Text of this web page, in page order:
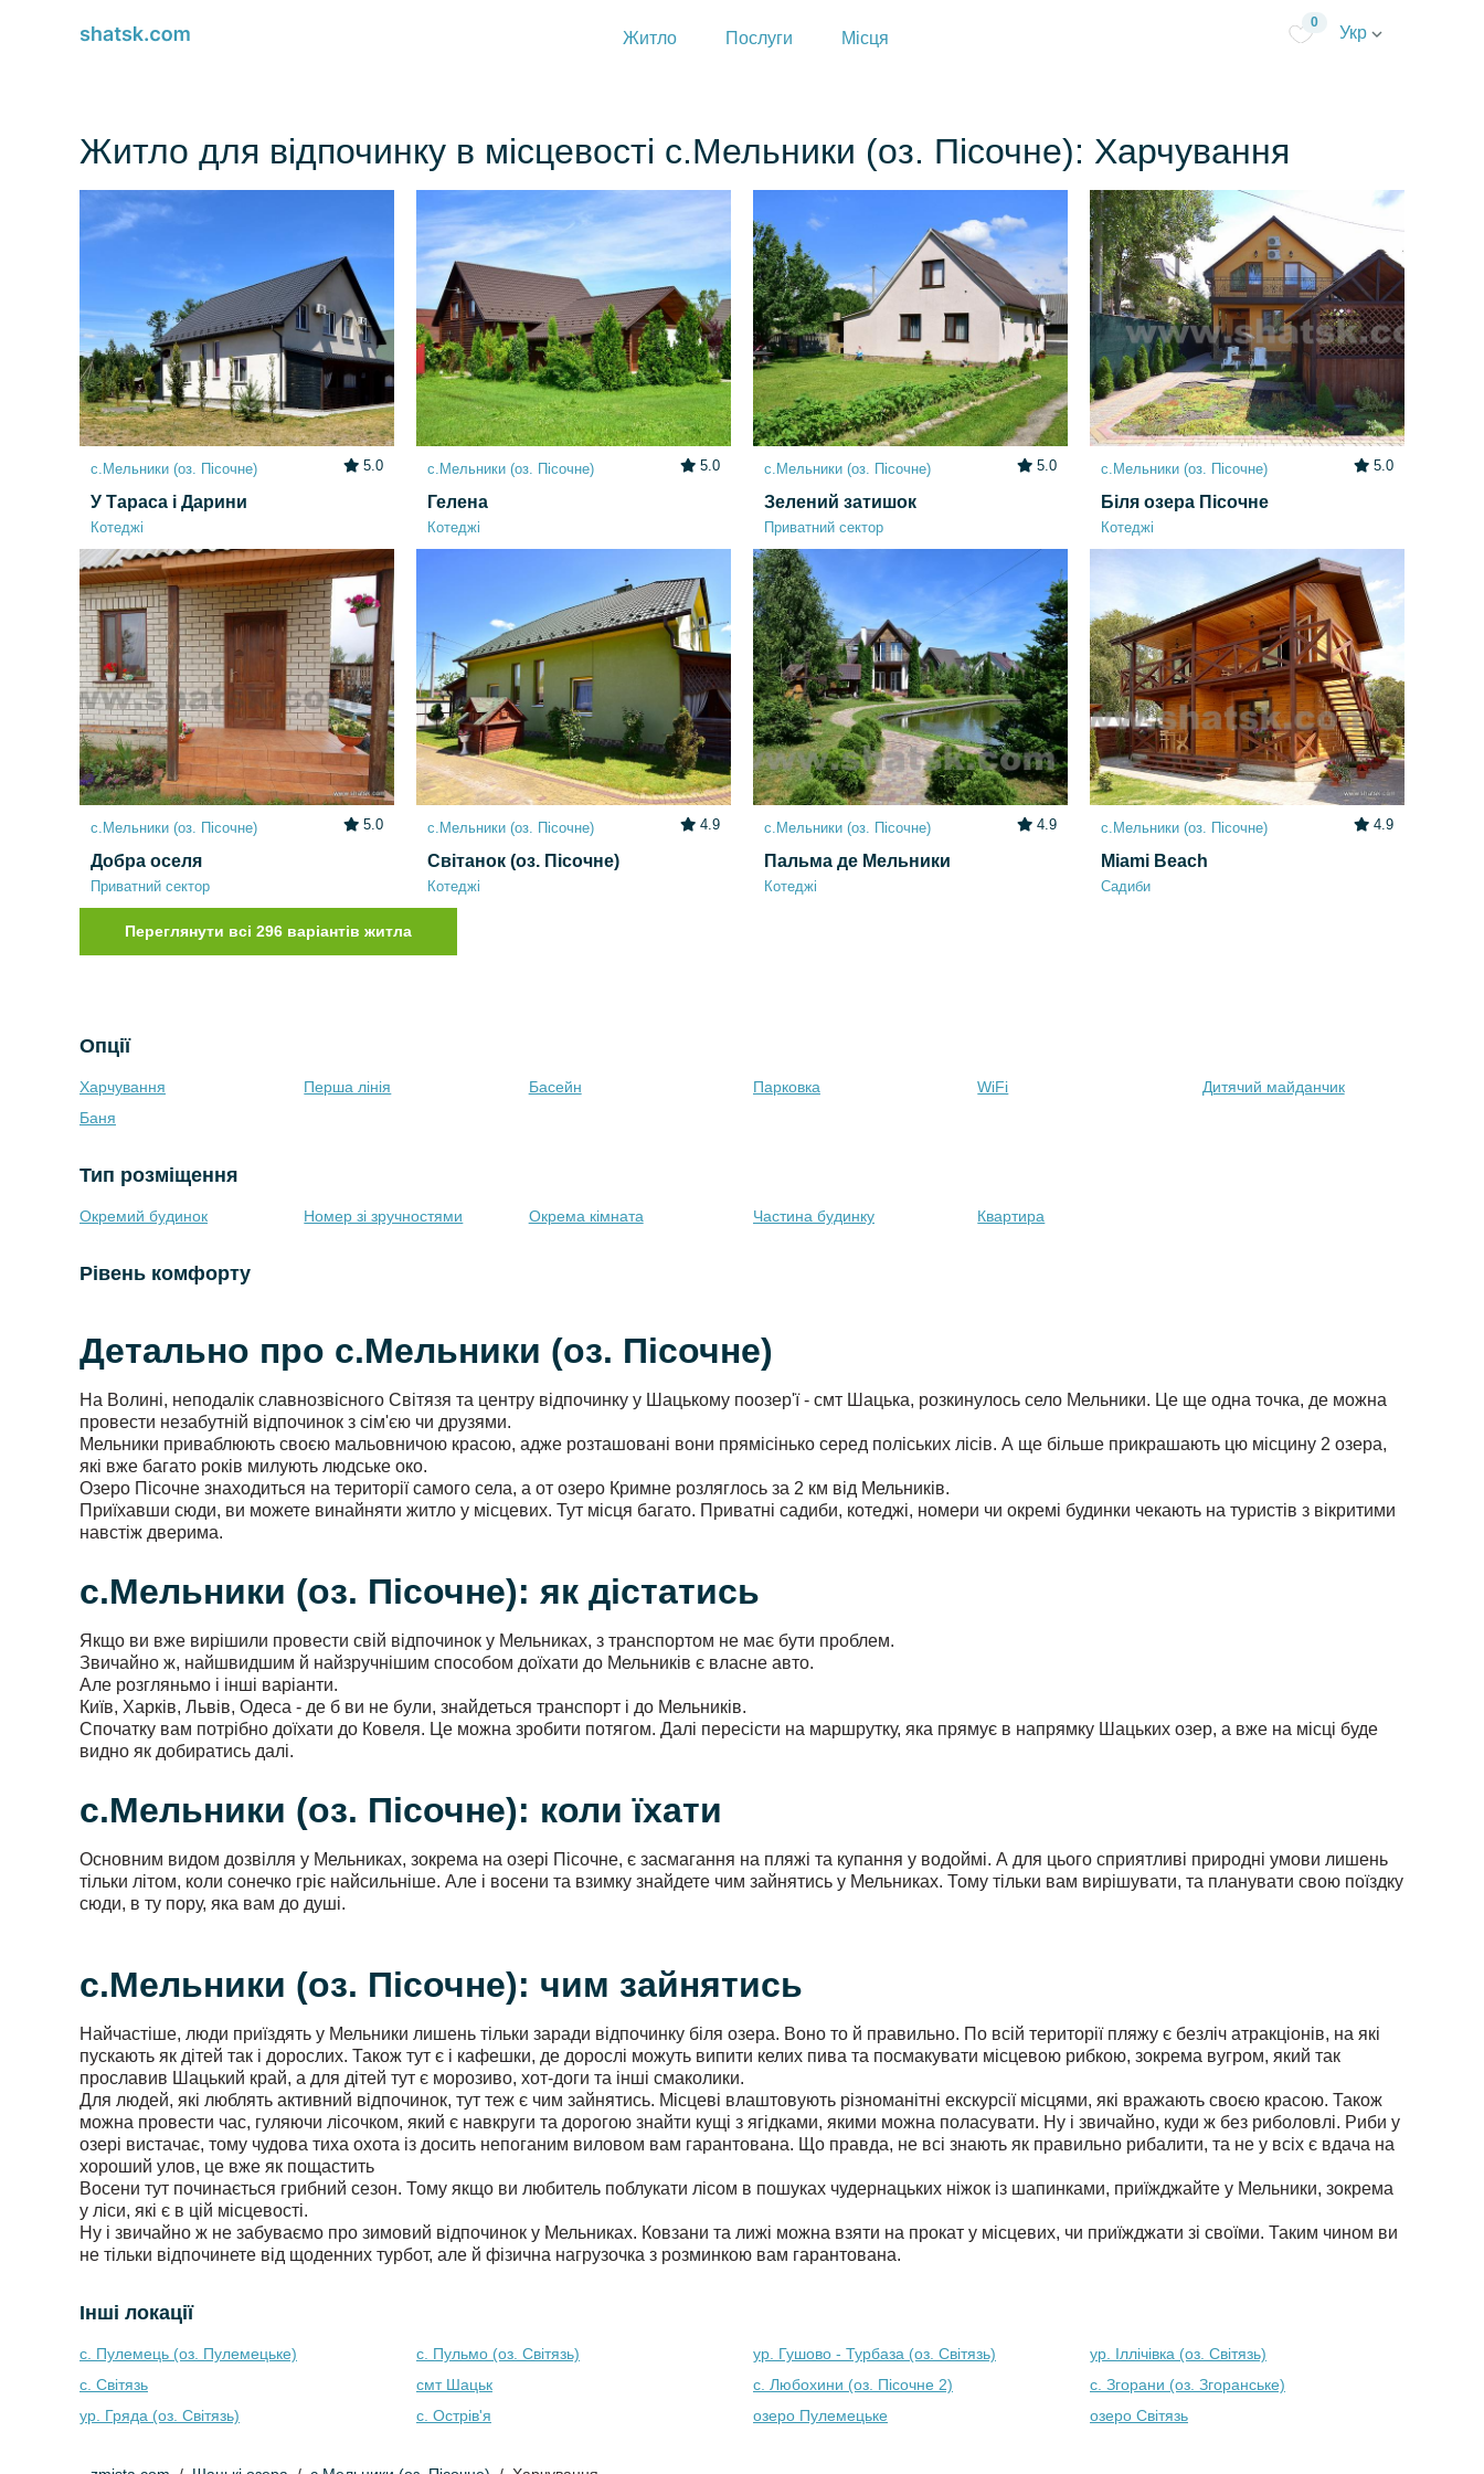
Житло Послуги Місця
0
Укр
Житло для відпочинку в місцевості с.Мельники (оз. Пісочне): Харчування
с.Мельники (оз. Пісочне) 5.0
У Тараса і Дарини
Котеджі
с.Мельники (оз. Пісочне) 5.0
Гелена
Котеджі
с.Мельники (оз. Пісочне) 5.0
Зелений затишок
Приватний сектор
с.Мельники (оз. Пісочне) 5.0
Біля озера Пісочне
Котеджі
с.Мельники (оз. Пісочне) 5.0
Добра оселя
Приватний сектор
с.Мельники (оз. Пісочне) 4.9
Світанок (оз. Пісочне)
Котеджі
с.Мельники (оз. Пісочне) 4.9
Пальма де Мельники
Котеджі
с.Мельники (оз. Пісочне) 4.9
Miami Beach
Садиби
Переглянути всі 296 варіантів житла
Опції
Харчування Перша лінія Басейн Парковка WiFi
Дитячий майданчик
Баня
Тип розміщення
Окремий будинок Номер зі зручностями Окрема кімната Частина будинку Квартира
Рівень комфорту
Детально про с.Мельники (оз. Пісочне)
На Волині, неподалік славнозвісного Світязя та центру відпочинку у Шацькому поозер'ї - смт Шацька, розкинулось село Мельники. Це ще одна точка, де можна
провести незабутній відпочинок з сім'єю чи друзями.
Мельники приваблюють своєю мальовничою красою, адже розташовані вони прямісінько серед поліських лісів. А ще більше прикрашають цю місцину 2 озера,
які вже багато років милують людське око.
Озеро Пісочне знаходиться на території самого села, а от озеро Кримне розляглось за 2 км від Мельників.
Приїхавши сюди, ви можете винайняти житло у місцевих. Тут місця багато. Приватні садиби, котеджі, номери чи окремі будинки чекають на туристів з вікритими
навстіж дверима.
с.Мельники (оз. Пісочне): як дістатись
Якщо ви вже вирішили провести свій відпочинок у Мельниках, з транспортом не має бути проблем.
Звичайно ж, найшвидшим й найзручнішим способом доїхати до Мельників є власне авто.
Але розгляньмо і інші варіанти.
Київ, Харків, Львів, Одеса - де б ви не були, знайдеться транспорт і до Мельників.
Спочатку вам потрібно доїхати до Ковеля. Це можна зробити потягом. Далі пересісти на маршрутку, яка прямує в напрямку Шацьких озер, а вже на місці буде
видно як добиратись далі.
с.Мельники (оз. Пісочне): коли їхати
Основним видом дозвілля у Мельниках, зокрема на озері Пісочне, є засмагання на пляжі та купання у водоймі. А для цього сприятливі природні умови лишень
тільки літом, коли сонечко гріє найсильніше. Але і восени та взимку знайдете чим зайнятись у Мельниках. Тому тільки вам вирішувати, та планувати свою поїздку
сюди, в ту пору, яка вам до душі.
с.Мельники (оз. Пісочне): чим зайнятись
Найчастіше, люди приїздять у Мельники лишень тільки заради відпочинку біля озера. Воно то й правильно. По всій території пляжу є безліч атракціонів, на які
пускають як дітей так і дорослих. Також тут є і кафешки, де дорослі можуть випити келих пива та посмакувати місцевою рибкою, зокрема вугром, який так
прославив Шацький край, а для дітей тут є морозиво, хот-доги та інші смаколики.
Для людей, які люблять активний відпочинок, тут теж є чим зайнятись. Місцеві влаштовують різноманітні екскурсії місцями, які вражають своєю красою. Також
можна провести час, гуляючи лісочком, який є навкруги та дорогою знайти кущі з ягідками, якими можна поласувати. Ну і звичайно, куди ж без риболовлі. Риби у
озері вистачає, тому чудова тиха охота із досить непоганим виловом вам гарантована. Що правда, не всі знають як правильно рибалити, та не у всіх є вдача на
хороший улов, це вже як пощастить
Восени тут починається грибний сезон. Тому якщо ви любитель поблукати лісом в пошуках чудернацьких ніжок із шапинками, приїжджайте у Мельники, зокрема
у ліси, які є в цій місцевості.
Ну і звичайно ж не забуваємо про зимовий відпочинок у Мельниках. Ковзани та лижі можна взяти на прокат у місцевих, чи приїжджати зі своїми. Таким чином ви
не тільки відпочинете від щоденних турбот, але й фізична нагрузочка з розминкою вам гарантована.
Інші локації
с. Пулемець (оз. Пулемецьке) с. Пульмо (оз. Світязь) ур. Гушово - Турбаза (оз. Світязь)
ур. Іллічівка (оз. Світязь)
с. Світязь
смт Шацьк с. Любохини (оз. Пісочне 2)
с. Згорани (оз. Згоранське)
ур. Гряда (оз. Світязь)
с. Острів'я озеро Пулемецьке озеро Світязь